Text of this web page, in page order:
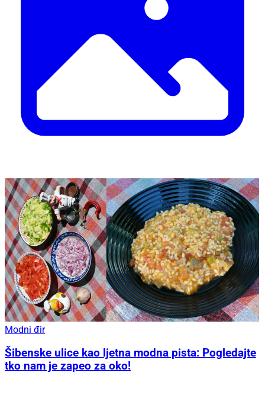
Modni đir
Šibenske ulice kao ljetna modna pista: Pogledajte
tko nam je zapeo za oko!